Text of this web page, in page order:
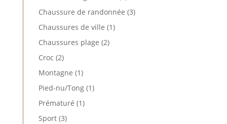
produits
Chaussure de randonnée 33
Chaussures de ville 11
Chaussures plage 22
Croc 22
produits
Montagne 11
produit
Pied-nu/Tong 11
Prématuré 11
Sport 33